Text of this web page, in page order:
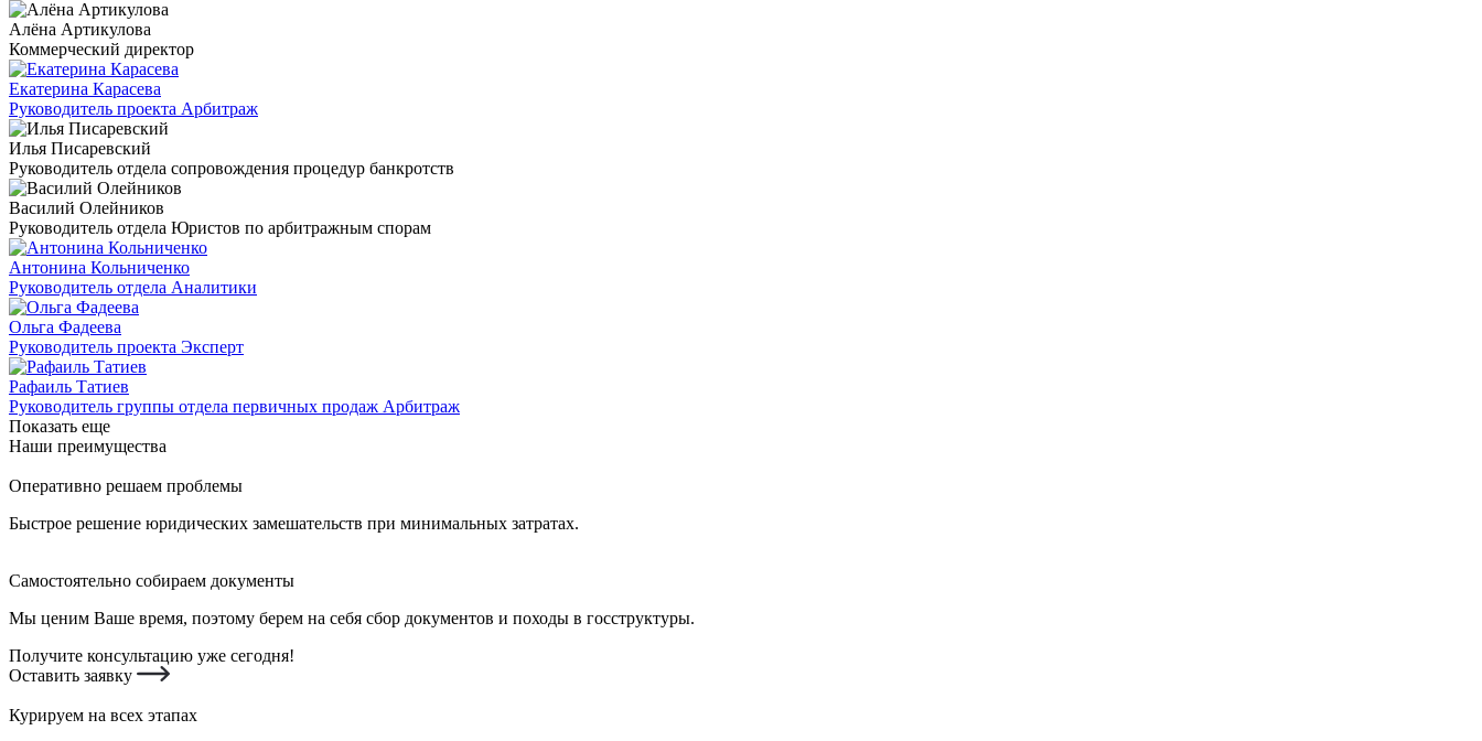
Алёна Артикулова
Коммерческий директор
Екатерина Карасева
Руководитель проекта Арбитраж
Илья Писаревский
Руководитель отдела сопровождения процедур банкротств
Василий Олейников
Руководитель отдела Юристов по арбитражным спорам
Антонина Кольниченко
Руководитель отдела Аналитики
Ольга Фадеева
Руководитель проекта Эксперт
Рафаиль Татиев
Руководитель группы отдела первичных продаж Арбитраж
Показать еще
Наши преимущества
Оперативно решаем проблемы
Быстрое решение юридических замешательств при минимальных затратах.
Самостоятельно собираем документы
Мы ценим Ваше время, поэтому берем на себя сбор документов и походы в госструктуры.
Получите консультацию уже сегодня!
Оставить заявку
Курируем на всех этапах